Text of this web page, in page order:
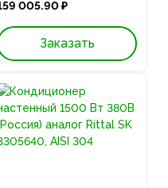
005.90 ₽
Заказать